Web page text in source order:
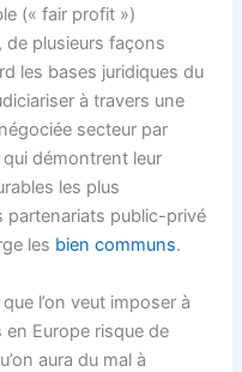
(« fair profit »)
de plusieurs façons
les bases juridiques du
à travers une
secteur par
démontrent leur
les plus
partenariats public-privé
les bien communs.
l’on veut imposer à
Europe risque de
aura du mal à